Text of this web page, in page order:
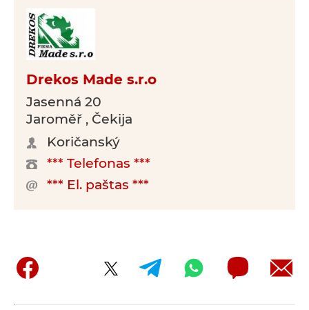
Drekos Made s.r.o
Jasenná 20
Jaroměř , Čekija
Koričanský
*** Telefonas ***
*** El. paštas ***